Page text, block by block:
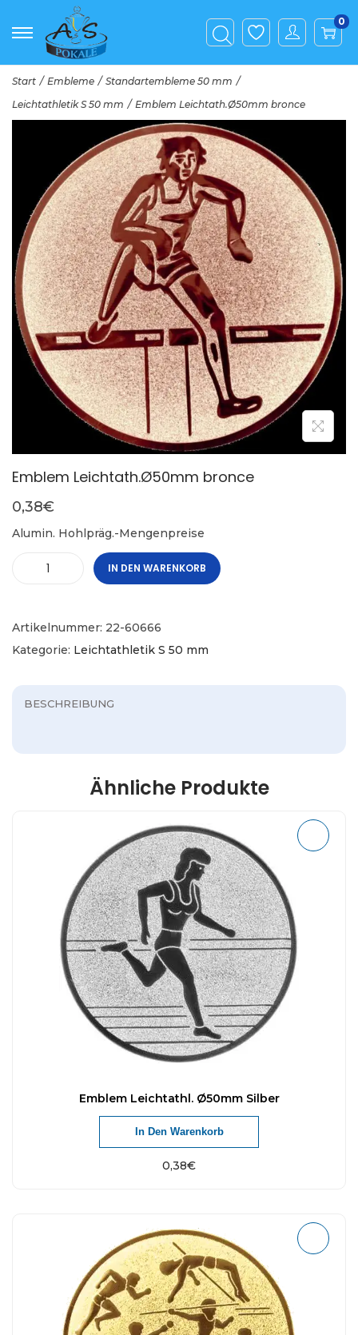
0
Start / Embleme / Standartembleme 50 mm /
Leichtathletik S 50 mm / Emblem Leichtath.Ø50mm bronce
Emblem Leichtath.Ø50mm bronce
0,38€
Alumin. Hohlpräg.-Mengenpreise
IN DEN WARENKORB
Artikelnummer: 22-60666
Kategorie: Leichtathletik S 50 mm
BESCHREIBUNG
Ähnliche Produkte
Emblem Leichtathl. Ø50mm Silber
0,38€
In Den Warenkorb